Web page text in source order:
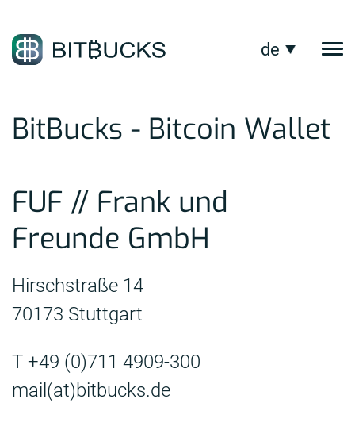
Inhalt
Language:
de
Impressum
BitBucks - Bitcoin Wallet
FUF // Frank und
Freunde GmbH
Hirschstraße 14
70173 Stuttgart
T +49 (0)711 4909-300
mail(at)bitbucks.de